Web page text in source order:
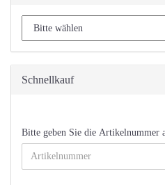
Schnellkauf
BITTE
GEBEN
SIE
Bitte geben Sie die Artikelnummer